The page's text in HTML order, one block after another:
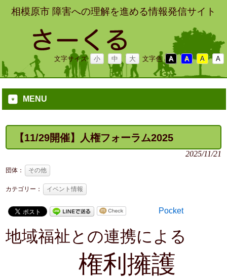
相模原市 障害への理解を進める情報発信サイト
文字サイズ 小 中 大 文字色 A A A A
MENU
【11/29開催】人権フォーラム2025
2025/11/21
団体： その他
カテゴリー： イベント情報
Pocket
地域福祉との連携による
権利擁護